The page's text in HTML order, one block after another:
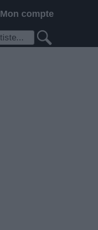
Mon compte